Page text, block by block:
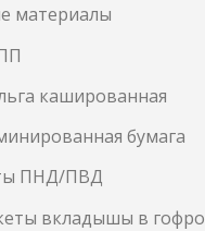
материалы
кашированная
бумага
ПНД/ПВД
вкладышы в